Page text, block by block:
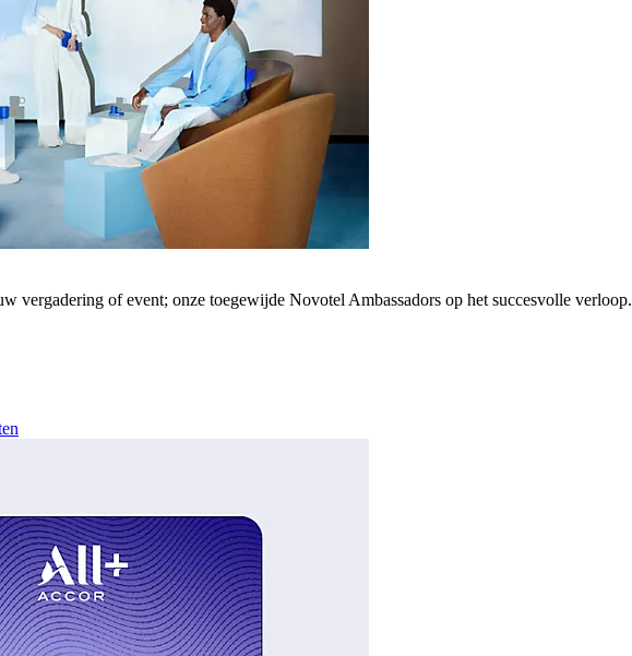
vergadering of event; onze toegewijde Novotel Ambassadors op het succesvolle verloop.